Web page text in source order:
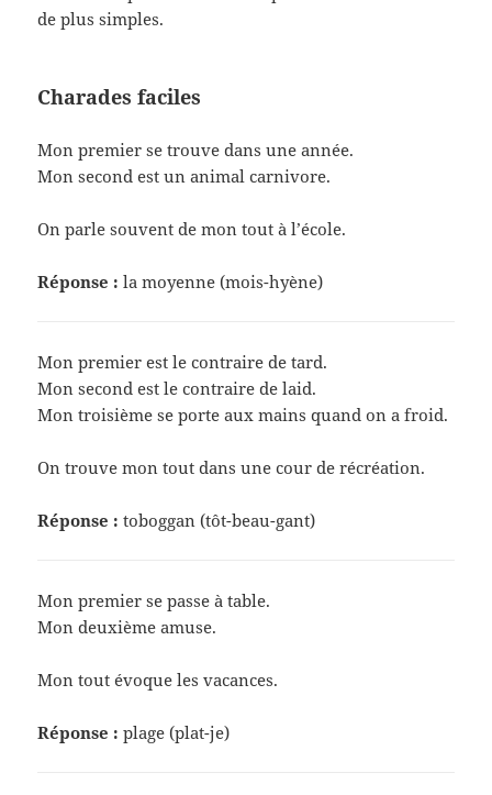
de plus simples.
Charades faciles
Mon premier se trouve dans une année.
Mon second est un animal carnivore.
On parle souvent de mon tout à l’école.
Réponse : la moyenne (mois-hyène)
Mon premier est le contraire de tard.
Mon second est le contraire de laid.
Mon troisième se porte aux mains quand on a froid.
On trouve mon tout dans une cour de récréation.
Réponse : toboggan (tôt-beau-gant)
Mon premier se passe à table.
Mon deuxième amuse.
Mon tout évoque les vacances.
Réponse : plage (plat-je)